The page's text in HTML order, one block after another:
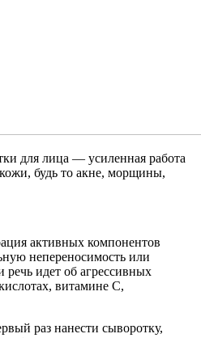
для лица — усиленная работа
будь то акне, морщины,
активных компонентов
непереносимость или
речь идет об агрессивных
витамине C,
раз нанести сыворотку,